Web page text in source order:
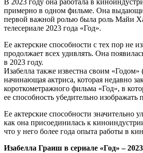
В 2023 году она работала в
примерно в одном фильме. Она
первой важной ролью была роль Майи
телесериале 2023 года «Год».
Ее актерские способности с тех пор не
продолжает всех удивлять. Она
в 2023 году.
Изабелла также известна своим
начинающая актриса, которая недавно
короткометражного фильма «Год», в
ее способность убедительно изображать
Ее актерские способности значительно
как она присоединилась к
что у него более года опыта работы в
Изабелла Граиш в сериале «Год» – 2023